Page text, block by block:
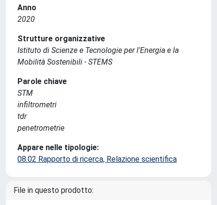
Anno
2020
Strutture organizzative
Istituto di Scienze e Tecnologie per l'Energia e la
Mobilità Sostenibili - STEMS
Parole chiave
STM
infiltrometri
tdr
penetrometrie
Appare nelle tipologie:
08.02 Rapporto di ricerca, Relazione scientifica
File in questo prodotto: